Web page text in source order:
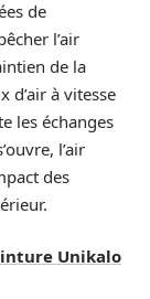
de
l’air
de la
d’air à vitesse
les échanges
l’air
des
Unikalo